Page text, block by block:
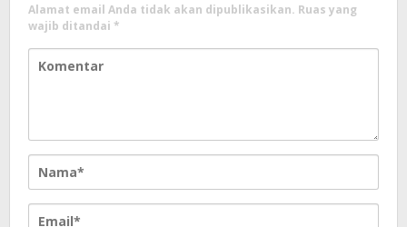
Alamat email Anda tidak akan dipublikasikan. Ruas yang
wajib ditandai *